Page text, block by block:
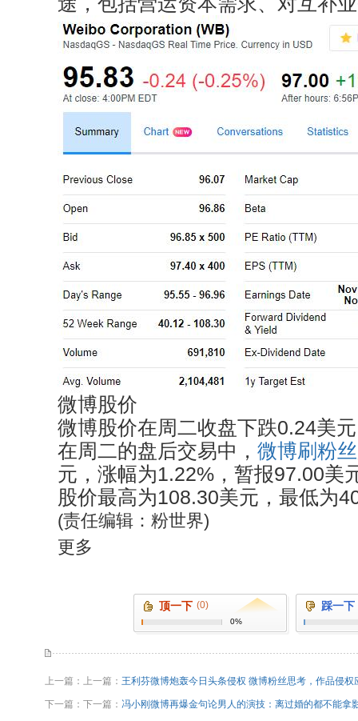
微博股价
微博股价在周二收盘下跌0.24美
在周二的盘后交易中， 微博刷粉丝
元，涨幅为1.22%，暂报97.00美
股价最高为108.30美元，最低为
(责任编辑：粉世界)
更多
顶一下 (0)
0%
踩一下
上一篇：上一篇： 王利芬微博炮轰今日头条侵权 微博粉丝思考，作品侵权
下一篇：下一篇： 冯小刚微博再爆金句论男人的演技：离过婚的都不能拿